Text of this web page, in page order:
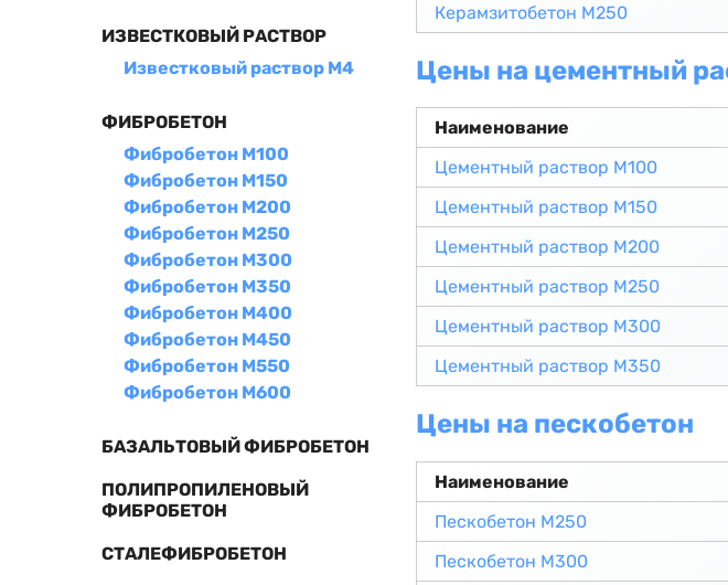
ИЗВЕСТКОВЫЙ РАСТВОР
Известковый раствор М4
ФИБРОБЕТОН
Фибробетон М100
Фибробетон М150
Фибробетон М200
Фибробетон М250
Фибробетон М300
Фибробетон М350
Фибробетон М400
Фибробетон М450
Фибробетон М550
Фибробетон М600
БАЗАЛЬТОВЫЙ ФИБРОБЕТОН
ПОЛИПРОПИЛЕНОВЫЙ
ФИБРОБЕТОН
СТАЛЕФИБРОБЕТОН
Керамзитобетон М250
Цены на цементный
Наименование
Цементный раствор М100
Цементный раствор М150
Цементный раствор М200
Цементный раствор М250
Цементный раствор М300
Цементный раствор М350
Цены на пескобетон
Наименование
Пескобетон М250
Пескобетон М300